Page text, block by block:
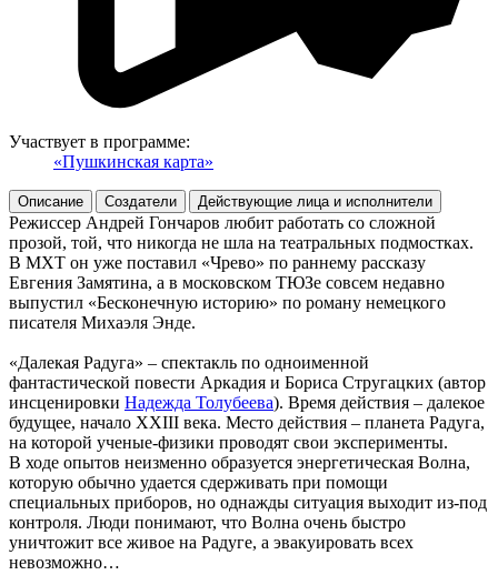
Участвует в программе:
«Пушкинская карта»
Описание Создатели Действующие лица и исполнители
Режиссер Андрей Гончаров любит работать со сложной
прозой, той, что никогда не шла на театральных подмостках.
В МХТ он уже поставил «Чрево» по раннему рассказу
Евгения Замятина, а в московском ТЮЗе совсем недавно
выпустил «Бесконечную историю» по роману немецкого
писателя Михаэля Энде.
«Далекая Радуга» – спектакль по одноименной
фантастической повести Аркадия и Бориса Стругацких (автор
инсценировки Надежда Толубеева). Время действия – далекое
будущее, начало XXIII века. Место действия – планета Радуга,
на которой ученые-физики проводят свои эксперименты.
В ходе опытов неизменно образуется энергетическая Волна,
которую обычно удается сдерживать при помощи
специальных приборов, но однажды ситуация выходит из-под
контроля. Люди понимают, что Волна очень быстро
уничтожит все живое на Радуге, а эвакуировать всех
невозможно…